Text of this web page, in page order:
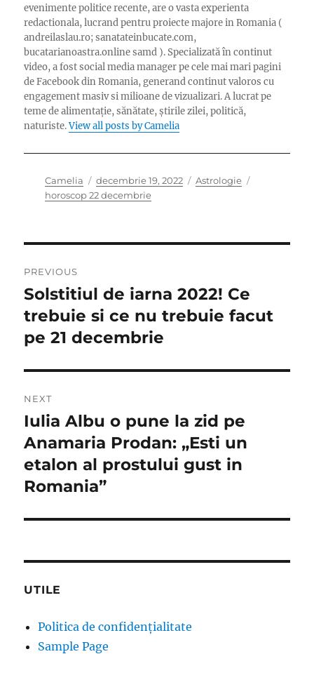
evenimente politice recente, are o vasta experienta
redactionala, lucrand pentru proiecte majore in Romania (
andreilaslau.ro; sanatateinbucate.com,
bucatarianoastra.online samd ). Specializată în continut
video, a fost social media manager pe cele mai mari pagini
de Facebook din Romania, generand continut valoros cu
engagement masiv si milioane de vizualizari. A lucrat pe
teme de alimentație, sănătate, știrile zilei, politică,
naturiste.View all posts by Camelia
Author
Camelia
Posted
on
decembrie 19, 2022 Categories
Astrologie
horoscop 22 decembrie
în
articole
PREVIOUS
Previous
post:
Solstitiul de iarna 2022! Ce
trebuie si ce nu trebuie facut
pe 21 decembrie
NEXT
Next
post:
Iulia Albu o pune la zid pe
Anamaria Prodan: „Esti un
etalon al prostului gust in
Romania”
UTILE
Politica de confidențialitate
Sample Page